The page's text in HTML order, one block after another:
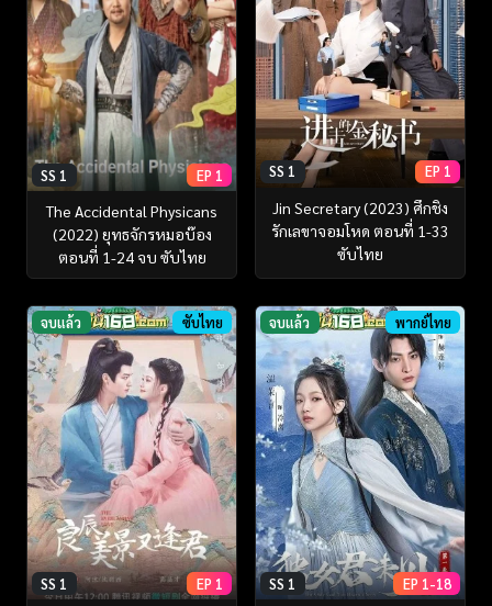
SS 1 EP 1
The Accidental Physicans
(2022) ยุทธจักรหมอบ๊อง
ตอนที่ 1-24 จบ ซับไทย
SS 1 EP 1
Jin Secretary (2023) ศึกชิง
รักเลขาจอมโหด ตอนที่ 1-33
ซับไทย
จบแล้ว ซับไทย
SS 1 EP 1
จบแล้ว พากย์ไทย
SS 1 EP 1-18